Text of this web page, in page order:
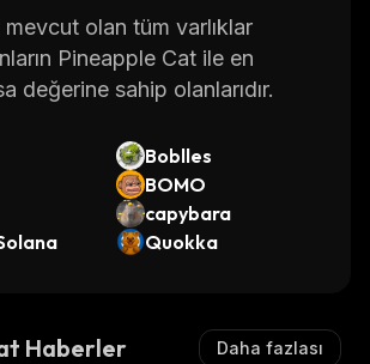
olan tüm varlıklar
Pineapple Cat ile en
değerine sahip olanlarıdır.
Boblles
BOMO
capybara
Quokka
Haberler Daha fazlası